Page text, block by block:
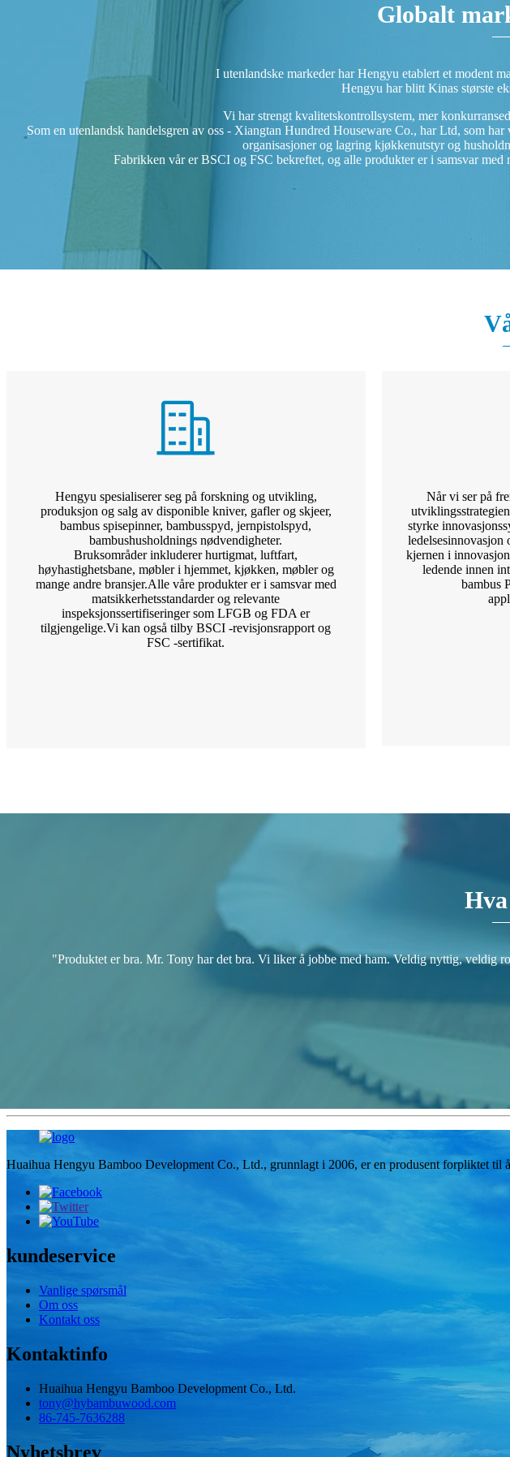
Globalt
I utenlandske markeder har Hengyu etablert et modent
Hengyu har blitt Kinas største
Vi har strengt kvalitetskontrollsystem, mer
Som en utenlandsk handelsgren av oss - Xiangtan Hundred Houseware Co., har Ltd, som
organisasjoner og lagring kjøkkenutstyr og
Fabrikken vår er BSCI og FSC bekreftet, og alle produkter er i samsvar
Hengyu spesialiserer seg på forskning og utvikling,
produksjon og salg av disponible kniver, gafler og skjeer,
bambus spisepinner, bambusspyd, jernpistolspyd,
bambushusholdnings nødvendigheter.
Bruksområder inkluderer hurtigmat, luftfart,
høyhastighetsbane, møbler i hjemmet, kjøkken, møbler og
mange andre bransjer.Alle våre produkter er i samsvar med
matsikkerhetsstandarder og relevante
inspeksjonssertifiseringer som LFGB og FDA er
tilgjengelige.Vi kan også tilby BSCI -revisjonsrapport og
FSC -sertifikat.
Når vi ser på
styrke
ledelsesinnovasjon
kjernen i
ledende innen
bambus
"Produktet er bra. Mr. Tony har det bra. Vi liker å jobbe med ham. Veldig nyttig, veldig
Huaihua Hengyu Bamboo Development Co., Ltd., grunnlagt i 2006, er en produsent forpliktet
kundeservice
Vanlige spørsmål
Om oss
Kontakt oss
Kontaktinfo
Huaihua Hengyu Bamboo Development Co., Ltd.
tony@hybambuwood.com
86-745-7636288
Nyhetsbrev